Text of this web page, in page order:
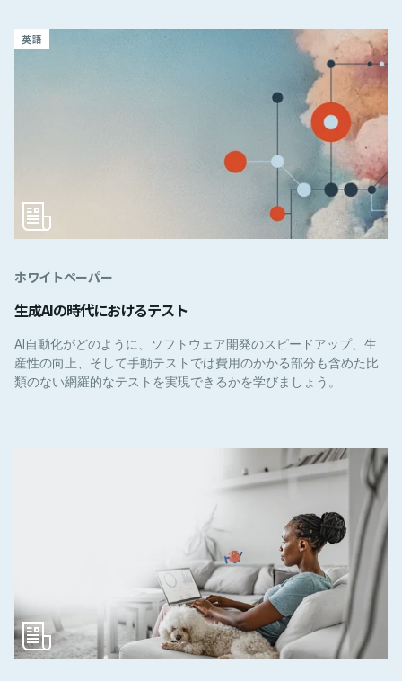
英語
ホワイトペーパー
生成AIの時代におけるテスト
AI自動化がどのように、ソフトウェア開発のスピードアップ、生
産性の向上、そして手動テストでは費用のかかる部分も含めた比
類のない網羅的なテストを実現できるかを学びましょう。